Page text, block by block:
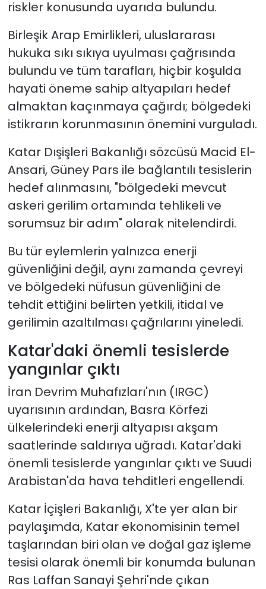
riskler konusunda uyarıda bulundu.
Birleşik Arap Emirlikleri, uluslararası
hukuka sıkı sıkıya uyulması çağrısında
bulundu ve tüm tarafları, hiçbir koşulda
hayati öneme sahip altyapıları hedef
almaktan kaçınmaya çağırdı; bölgedeki
istikrarın korunmasının önemini vurguladı.
Katar Dışişleri Bakanlığı sözcüsü Macid El-
Ansari, Güney Pars ile bağlantılı tesislerin
hedef alınmasını, "bölgedeki mevcut
askeri gerilim ortamında tehlikeli ve
sorumsuz bir adım" olarak nitelendirdi.
Bu tür eylemlerin yalnızca enerji
güvenliğini değil, aynı zamanda çevreyi
ve bölgedeki nüfusun güvenliğini de
tehdit ettiğini belirten yetkili, itidal ve
gerilimin azaltılması çağrılarını yineledi.
Katar'daki önemli tesislerde
yangınlar çıktı
İran Devrim Muhafızları'nın (IRGC)
uyarısının ardından, Basra Körfezi
ülkelerindeki enerji altyapısı akşam
saatlerinde saldırıya uğradı. Katar'daki
önemli tesislerde yangınlar çıktı ve Suudi
Arabistan'da hava tehditleri engellendi.
Katar İçişleri Bakanlığı, X'te yer alan bir
paylaşımda, Katar ekonomisinin temel
taşlarından biri olan ve doğal gaz işleme
tesisi olarak önemli bir konumda bulunan
Ras Laffan Sanayi Şehri'nde çıkan